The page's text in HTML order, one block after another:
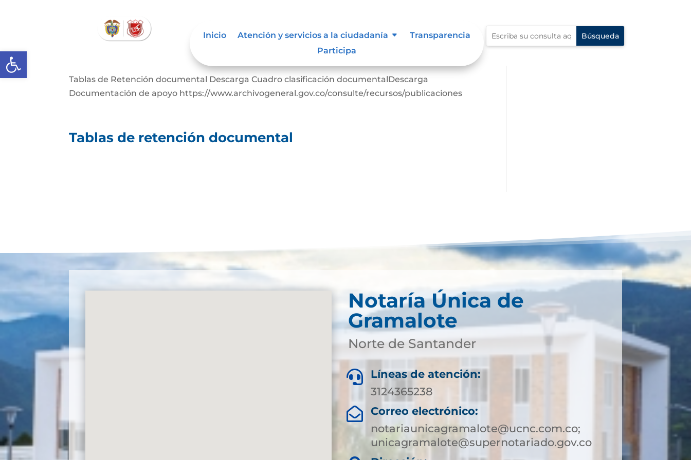
Abrir barra de herramientas
Inicio Atención y servicios a la ciudadanía
Transparencia
Participa
Tablas de retención documental
Tablas de Retención documental Descarga Cuadro clasificación documentalDescarga
Documentación de apoyo https://www.archivogeneral.gov.co/consulte/recursos/publicaciones
Tablas de retención documental
Notaría Única de
Gramalote
Norte de Santander

Líneas de atención:
3124365238

Correo electrónico:
notariaunicagramalote@ucnc.com.co;
unicagramalote@supernotariado.gov.co